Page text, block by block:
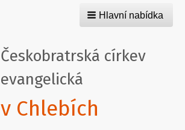
Hlavní nabídka
Českobratrská církev
evangelická
v Chlebích